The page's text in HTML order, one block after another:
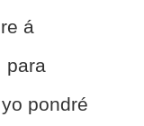
á
para
pondré